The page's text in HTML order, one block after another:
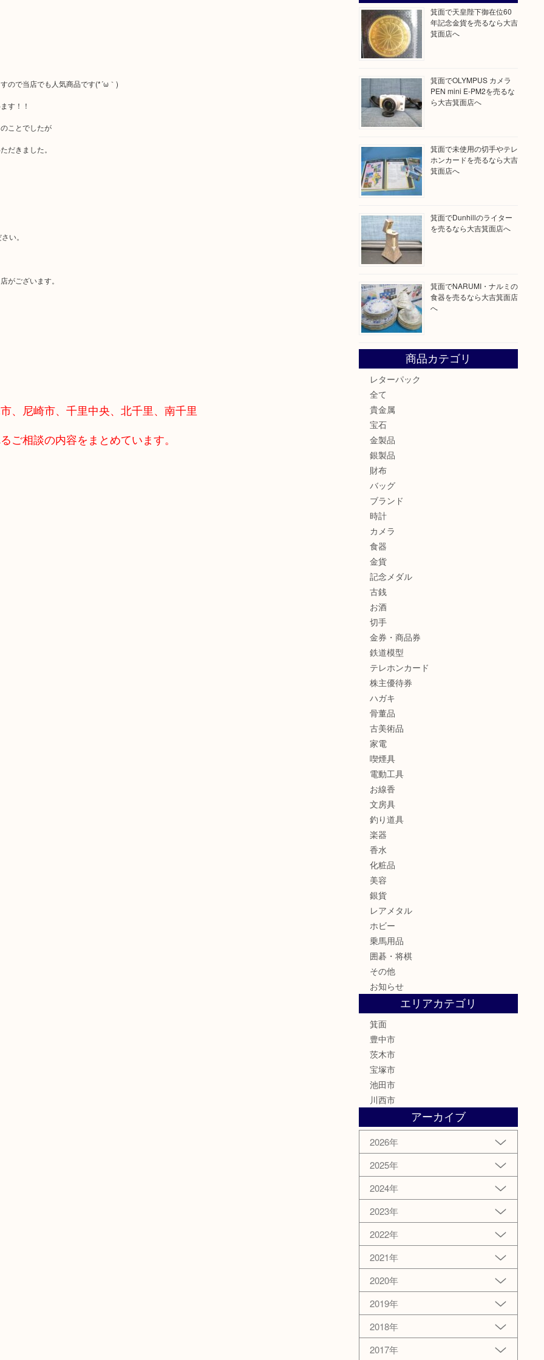
ので当店でも人気商品です(*´ω｀)
す！！
ことでしたが
だきました。
い。
がございます。
、尼崎市、千里中央、北千里、南千里
ご相談の内容をまとめています。
箕面で天皇陛下御在位60
年記念金貨を売るなら大吉
箕面店へ
箕面でOLYMPUS カメラ
PEN mini E-PM2を売るな
ら大吉箕面店へ
箕面で未使用の切手やテレ
ホンカードを売るなら大吉
箕面店へ
箕面でDunhillのライター
を売るなら大吉箕面店へ
箕面でNARUMI・ナルミの
食器を売るなら大吉箕面店
へ
商品カテゴリ
レターパック
全て
貴金属
宝石
金製品
銀製品
財布
バッグ
ブランド
時計
カメラ
食器
金貨
記念メダル
古銭
お酒
切手
金券・商品券
鉄道模型
テレホンカード
株主優待券
ハガキ
骨董品
古美術品
家電
喫煙具
電動工具
お線香
文房具
釣り道具
楽器
香水
化粧品
美容
銀貨
レアメタル
ホビー
乗馬用品
囲碁・将棋
その他
お知らせ
エリアカテゴリ
箕面
豊中市
茨木市
宝塚市
池田市
川西市
アーカイブ
2026年
2025年
2024年
2023年
2022年
2021年
2020年
2019年
2018年
2017年